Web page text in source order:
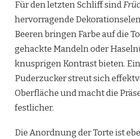
Für den letzten Schliff sind
hervorragende
Beeren bringen Farbe auf die
gehackte Mandeln oder
knusprigen Kontrast bieten.
Puderzucker streut sich
Oberfläche und macht die
festlicher.
Die Anordnung der Torte ist